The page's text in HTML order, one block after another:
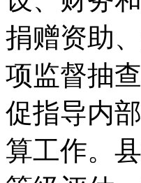
捐赠资助
项监督抽
促指导内
算工作。